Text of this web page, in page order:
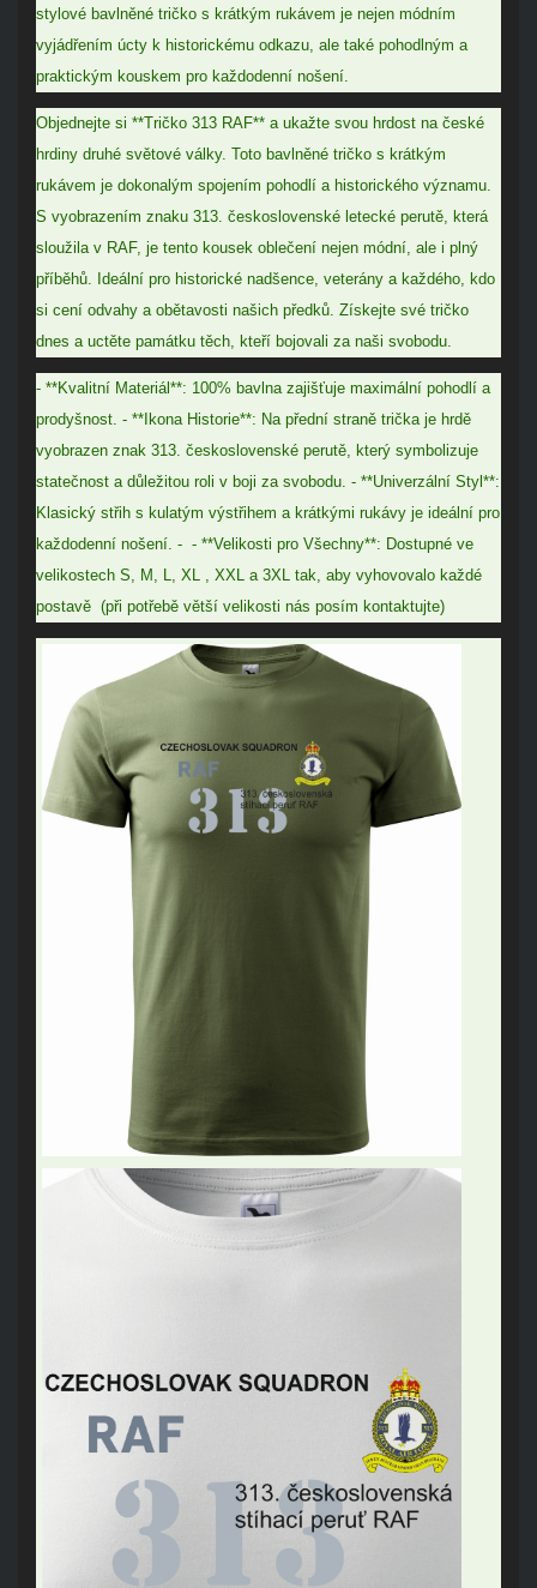
stylové bavlněné tričko s krátkým rukávem je nejen módním
vyjádřením úcty k historickému odkazu, ale také pohodlným a
praktickým kouskem pro každodenní nošení.
Objednejte si **Tričko 313 RAF** a ukažte svou hrdost na české
hrdiny druhé světové války. Toto bavlněné tričko s krátkým
rukávem je dokonalým spojením pohodlí a historického významu.
S vyobrazením znaku 313. československé letecké perutě, která
sloužila v RAF, je tento kousek oblečení nejen módní, ale i plný
příběhů. Ideální pro historické nadšence, veterány a každého, kdo
si cení odvahy a obětavosti našich předků. Získejte své tričko
dnes a uctěte památku těch, kteří bojovali za naši svobodu.
- **Kvalitní Materiál**: 100% bavlna zajišťuje maximální pohodlí a
prodyšnost. - **Ikona Historie**: Na přední straně trička je hrdě
vyobrazen znak 313. československé perutě, který symbolizuje
statečnost a důležitou roli v boji za svobodu. - **Univerzální Styl**:
Klasický střih s kulatým výstřihem a krátkými rukávy je ideální pro
každodenní nošení. - - **Velikosti pro Všechny**: Dostupné ve
velikostech S, M, L, XL , XXL a 3XL tak, aby vyhovovalo každé
postavě (při potřebě větší velikosti nás posím kontaktujte)